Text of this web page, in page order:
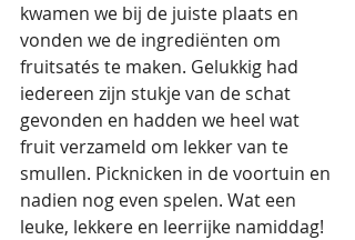
kwamen we bij de juiste plaats en
vonden we de ingrediënten om
fruitsatés te maken. Gelukkig had
iedereen zijn stukje van de schat
gevonden en hadden we heel wat
fruit verzameld om lekker van te
smullen. Picknicken in de voortuin en
nadien nog even spelen. Wat een
leuke, lekkere en leerrijke namiddag!